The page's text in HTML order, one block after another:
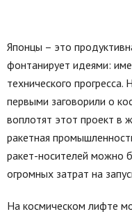
Японцы – это
фонтанирует идеями:
технического
первыми заговорили о
воплотят этот проект в
ракетная
ракет-носителей можно
огромных затрат на
На космическом лифте